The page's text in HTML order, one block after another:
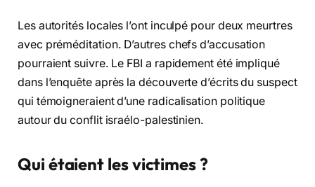
Les autorités locales l’ont inculpé pour deux meurtres
avec préméditation. D’autres chefs d’accusation
pourraient suivre. Le FBI a rapidement été impliqué
dans l’enquête après la découverte d’écrits du suspect
qui témoigneraient d’une radicalisation politique
autour du conflit israélo-palestinien.
Qui étaient les victimes ?